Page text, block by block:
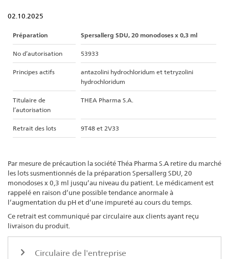
02.10.2025
Préparation Spersallerg SDU, 20 monodoses x 0,3 ml
No d’autorisation 53933
Principes actifs
antazolini hydrochloridum et tetryzolini
hydrochloridum
Titulaire de
l’autorisation
THEA Pharma S.A.
Retrait des lots 9T48 et 2V33
Par mesure de précaution la société Théa Pharma S.A retire du marché
les lots susmentionnés de la préparation Spersallerg SDU, 20
monodoses x 0,3 ml jusqu’au niveau du patient. Le médicament est
rappelé en raison d’une possible tendance anormale à
l’augmentation du pH et d’une impureté au cours du temps.
Ce retrait est communiqué par circulaire aux clients ayant reçu
livraison du produit.
Circulaire de l'entreprise